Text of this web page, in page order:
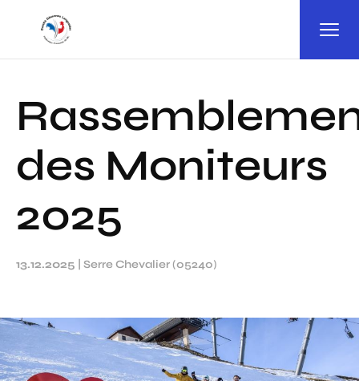
des Moniteurs
2025
13.12.2025 Serre Chevalier (05240)